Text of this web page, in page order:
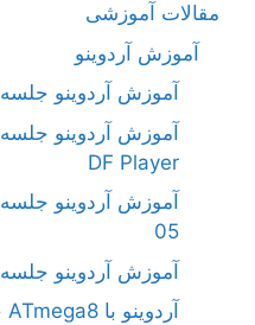
مقالات آموزشی
آموزش آردوینو
آموزش آردوینو جلسه 1 – ورودی و خروجی
DF Player
05
آموزش آردوینو جلسه 4 – سروو موتور
آردوینو با ATmega8 جلسه 5